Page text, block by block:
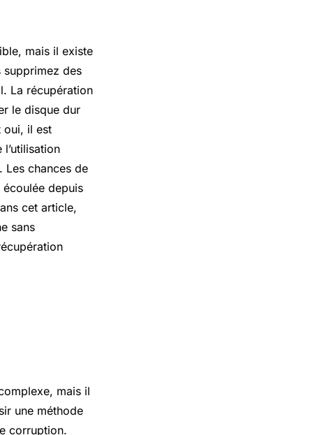
mais il existe
supprimez des
La récupération
le disque dur
oui, il est
Les chances de
depuis
cet article,
sans
mais il
une méthode
corruption.